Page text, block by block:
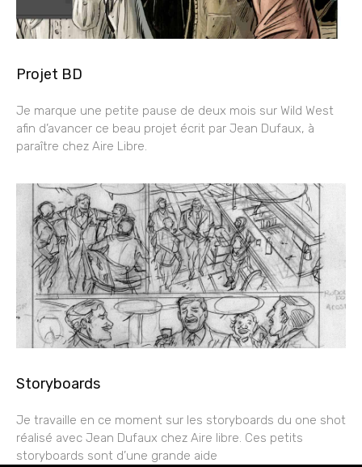
Projet BD
Je marque une petite pause de deux mois sur Wild West
afin d’avancer ce beau projet écrit par Jean Dufaux, à
paraître chez Aire Libre.
Storyboards
Je travaille en ce moment sur les storyboards du one shot
réalisé avec Jean Dufaux chez Aire libre. Ces petits
storyboards sont d’une grande aide